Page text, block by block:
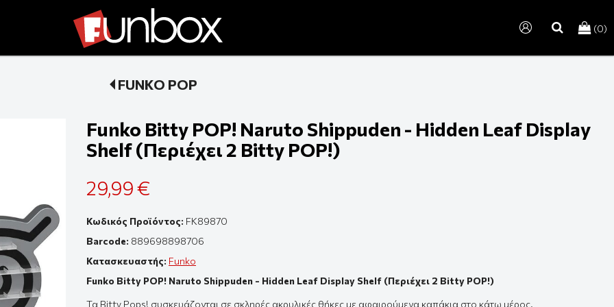
(0)
search
FUNKO POP
Funko Bitty POP! Naruto Shippuden - Hidden Leaf Display
Shelf (Περιέχει 2 Bitty POP!)
29,99 €
Κωδικός Προϊόντος: FK89870
Barcode: 889698898706
Κατασκευαστής: Funko
Funko Bitty POP! Naruto Shippuden - Hidden Leaf Display Shelf (Περιέχει 2 Bitty POP!)
Τα Bitty Pops! συσκευάζονται σε σκληρές ακρυλικές θήκες με αφαιρούμενα καπάκια στο κάτω μέρος.